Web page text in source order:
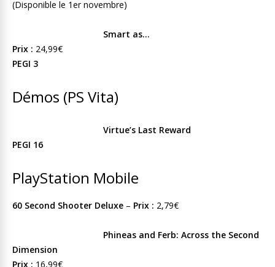
(Disponible le 1er novembre)
Smart as…
Prix : 24,99€
PEGI 3
Démos (PS Vita)
Virtue’s Last Reward
PEGI 16
PlayStation Mobile
60 Second Shooter Deluxe – Prix : 2,79€
Phineas and Ferb: Across the Second
Dimension
Prix : 16,99€